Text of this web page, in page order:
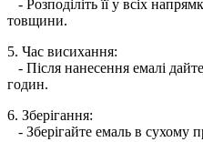
- Розподіліть її у всіх
товщини.
5. Час висихання:
- Після нанесення емалі
годин.
6. Зберігання:
- Зберігайте емаль в сухому